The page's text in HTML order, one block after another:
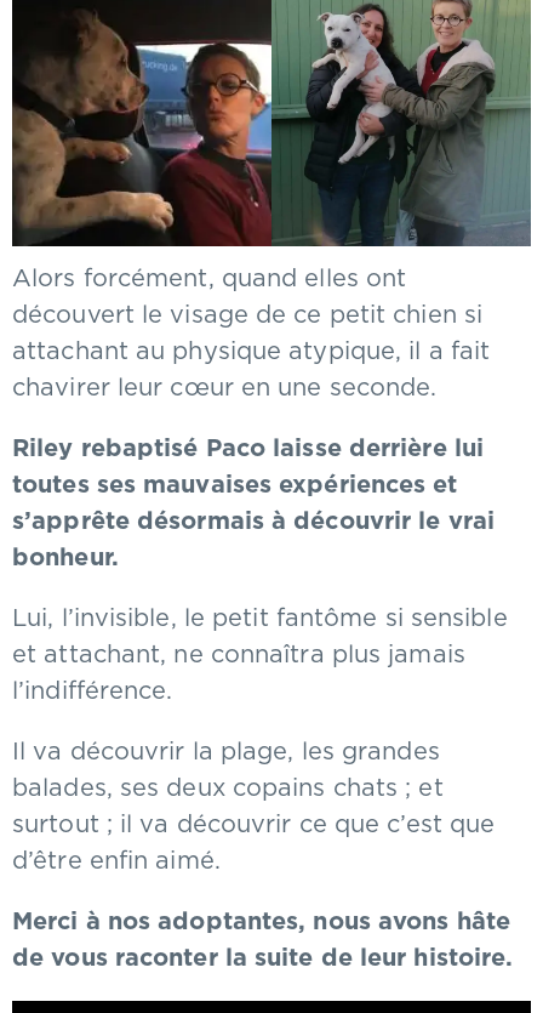
Alors forcément, quand elles ont
découvert le visage de ce petit chien si
attachant au physique atypique, il a fait
chavirer leur cœur en une seconde.
Riley rebaptisé Paco laisse derrière lui
toutes ses mauvaises expériences et
s’apprête désormais à découvrir le vrai
bonheur.
Lui, l’invisible, le petit fantôme si sensible
et attachant, ne connaîtra plus jamais
l’indifférence.
Il va découvrir la plage, les grandes
balades, ses deux copains chats ; et
surtout ; il va découvrir ce que c’est que
d’être enfin aimé.
Merci à nos adoptantes, nous avons hâte
de vous raconter la suite de leur histoire.